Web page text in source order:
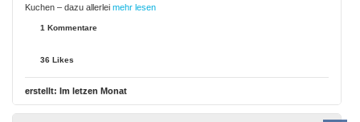
Kuchen – dazu allerlei mehr lesen
1 Kommentare
36 Likes
erstellt: Im letzen Monat